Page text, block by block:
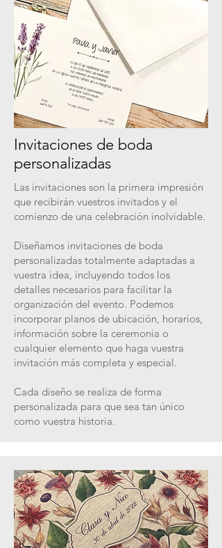
Invitaciones de boda
personalizadas
Las invitaciones son la primera impresión
que recibirán vuestros invitados y el
comienzo de una celebración inolvidable.
Diseñamos invitaciones de boda
personalizadas totalmente adaptadas a
vuestra idea, incluyendo todos los
detalles necesarios para facilitar la
organización del evento. Podemos
incorporar planos de ubicación, horarios,
información sobre la ceremonia o
cualquier elemento que haga vuestra
invitación más completa y especial.
Cada diseño se realiza de forma
personalizada para que sea tan único
como vuestra historia.